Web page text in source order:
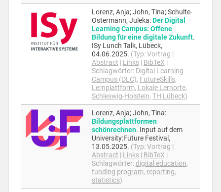
Lorenz, Anja; John, Tina; Schulte-
Ostermann, Juleka:Der Digital
Learning Campus: Offene
Bildung für eine digitale Zukunft.
ISy Lunch Talk, Lübeck,
04.06.2025. (Typ:Vortrag |
Abstract | Links| BibTeX |
Schlagwörter: Digital Learning
Campus (DLC), FutureSkills,
Lernplattform, Lokale Lernorte,
Schleswig-Holstein, TH Lübeck)
Lorenz, Anja; John, Tina:
Bildungsplattformen
schönrechnen. Input auf dem
University:Future Festival,
13.05.2025. (Typ:Vortrag |
Abstract | Links| BibTeX |
Schlagwörter: digital education,
funding program, reporting,
statistics)